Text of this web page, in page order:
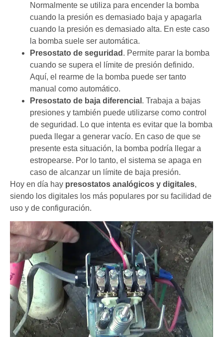
Normalmente se utiliza para encender la bomba
cuando la presión es demasiado baja y apagarla
cuando la presión es demasiado alta. En este caso
la bomba suele ser automática.
Presostato de seguridad . Permite parar la bomba
cuando se supera el límite de presión definido.
Aquí, el rearme de la bomba puede ser tanto
manual como automático.
Presostato de baja diferencial . Trabaja a bajas
presiones y también puede utilizarse como control
de seguridad. Lo que intenta es evitar que la bomba
pueda llegar a generar vacío. En caso de que se
presente esta situación, la bomba podría llegar a
estropearse. Por lo tanto, el sistema se apaga en
caso de alcanzar un límite de baja presión.
Hoy en día hay presostatos analógicos y digitales,
siendo los digitales los más populares por su facilidad de
uso y de configuración.